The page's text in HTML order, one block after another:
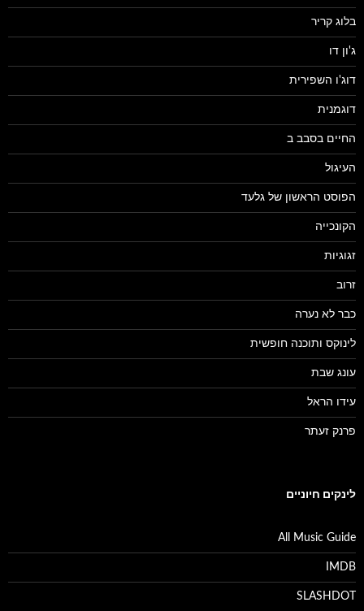
בלוג קריר
ג'ון דו
דוג'ו השפירית
דוגמנית
החיים בסבב ב
העיגול
הפוסט הראשון של גלעד
הקונכייה
זגוגיות
זרוב
כבר לא נערה
לינוקס ותוכנה חופשית
עונג שבת
עידו הראל
פרנק זעתר
לינקים חיוניים
All Music Guide
IMDB
SLASHDOT